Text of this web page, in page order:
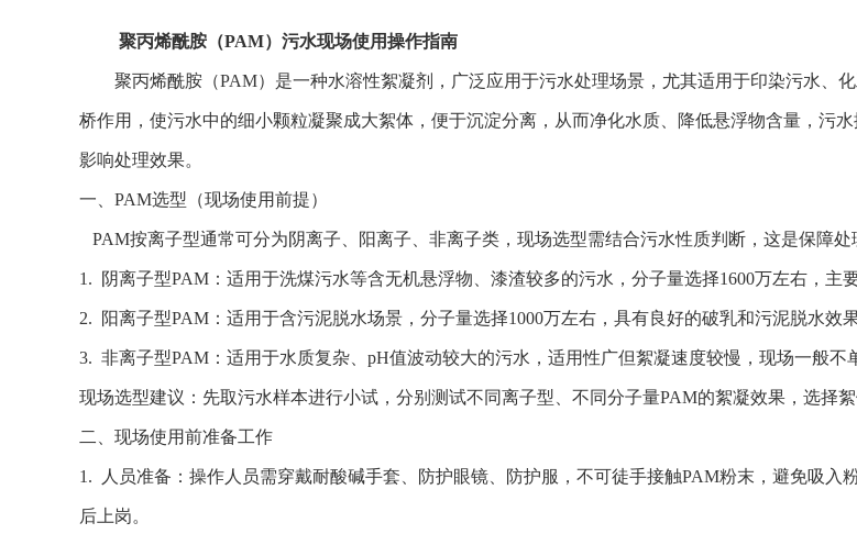
聚丙烯酰胺（PAM）污水现场使用操作指南
聚丙烯酰胺（PAM）是一种水溶性絮凝剂，广泛应用于污水处理场景，尤其适用于印染污水、
桥作用，使污水中的细小颗粒凝聚成大絮体，便于沉淀分离，从而净化水质、降低悬浮物含量，污
影响处理效果。
一、PAM选型（现场使用前提）
PAM按离子型通常可分为阴离子、阳离子、非离子类，现场选型需结合污水性质判断，这是保障处
1. 阴离子型PAM：适用于洗煤污水等含无机悬浮物、漆渣较多的污水，分子量选择1600万左右，主
2. 阳离子型PAM：适用于含污泥脱水场景，分子量选择1000万左右，具有良好的破乳和污泥脱水效
3. 非离子型PAM：适用于水质复杂、pH值波动较大的污水，适用性广但絮凝速度较慢，现场一般不
现场选型建议：先取污水样本进行小试，分别测试不同离子型、不同分子量PAM的絮凝效果，选择
二、 现场使用前准备工作
1. 人员准备：操作人员需穿戴耐酸碱手套、防护眼镜、防护服，不可徒手接触PAM粉末，避免吸入
后上岗。